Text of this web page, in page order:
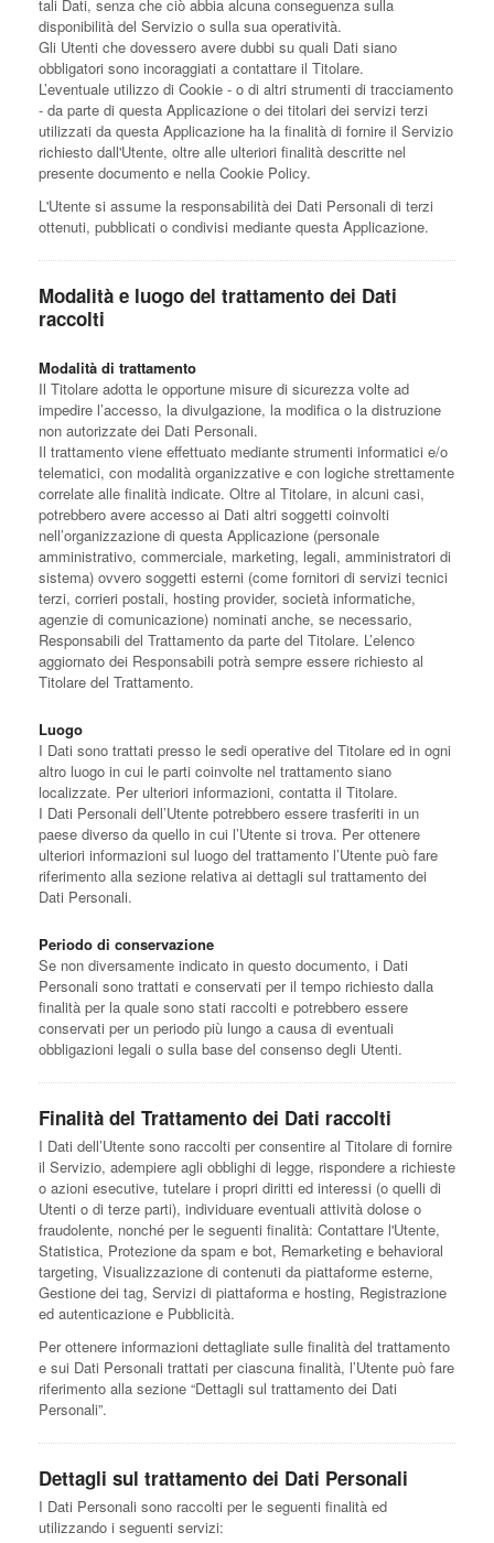
tali Dati, senza che ciò abbia alcuna conseguenza sulla
disponibilità del Servizio o sulla sua operatività.
Gli Utenti che dovessero avere dubbi su quali Dati siano
obbligatori sono incoraggiati a contattare il Titolare.
L’eventuale utilizzo di Cookie - o di altri strumenti di tracciamento
- da parte di questa Applicazione o dei titolari dei servizi terzi
utilizzati da questa Applicazione ha la finalità di fornire il Servizio
richiesto dall'Utente, oltre alle ulteriori finalità descritte nel
presente documento e nella Cookie Policy.
L'Utente si assume la responsabilità dei Dati Personali di terzi
ottenuti, pubblicati o condivisi mediante questa Applicazione.
Modalità e luogo del trattamento dei Dati
raccolti
Modalità di trattamento
Il Titolare adotta le opportune misure di sicurezza volte ad
impedire l’accesso, la divulgazione, la modifica o la distruzione
non autorizzate dei Dati Personali.
Il trattamento viene effettuato mediante strumenti informatici e/o
telematici, con modalità organizzative e con logiche strettamente
correlate alle finalità indicate. Oltre al Titolare, in alcuni casi,
potrebbero avere accesso ai Dati altri soggetti coinvolti
nell’organizzazione di questa Applicazione (personale
amministrativo, commerciale, marketing, legali, amministratori di
sistema) ovvero soggetti esterni (come fornitori di servizi tecnici
terzi, corrieri postali, hosting provider, società informatiche,
agenzie di comunicazione) nominati anche, se necessario,
Responsabili del Trattamento da parte del Titolare. L’elenco
aggiornato dei Responsabili potrà sempre essere richiesto al
Titolare del Trattamento.
Luogo
I Dati sono trattati presso le sedi operative del Titolare ed in ogni
altro luogo in cui le parti coinvolte nel trattamento siano
localizzate. Per ulteriori informazioni, contatta il Titolare.
I Dati Personali dell’Utente potrebbero essere trasferiti in un
paese diverso da quello in cui l’Utente si trova. Per ottenere
ulteriori informazioni sul luogo del trattamento l’Utente può fare
riferimento alla sezione relativa ai dettagli sul trattamento dei
Dati Personali.
Periodo di conservazione
Se non diversamente indicato in questo documento, i Dati
Personali sono trattati e conservati per il tempo richiesto dalla
finalità per la quale sono stati raccolti e potrebbero essere
conservati per un periodo più lungo a causa di eventuali
obbligazioni legali o sulla base del consenso degli Utenti.
Finalità del Trattamento dei Dati raccolti
I Dati dell’Utente sono raccolti per consentire al Titolare di fornire
il Servizio, adempiere agli obblighi di legge, rispondere a richieste
o azioni esecutive, tutelare i propri diritti ed interessi (o quelli di
Utenti o di terze parti), individuare eventuali attività dolose o
fraudolente, nonché per le seguenti finalità: Contattare l'Utente,
Statistica, Protezione da spam e bot, Remarketing e behavioral
targeting, Visualizzazione di contenuti da piattaforme esterne,
Gestione dei tag, Servizi di piattaforma e hosting, Registrazione
ed autenticazione e Pubblicità.
Per ottenere informazioni dettagliate sulle finalità del trattamento
e sui Dati Personali trattati per ciascuna finalità, l’Utente può fare
riferimento alla sezione “Dettagli sul trattamento dei Dati
Personali”.
Dettagli sul trattamento dei Dati Personali
I Dati Personali sono raccolti per le seguenti finalità ed
utilizzando i seguenti servizi: